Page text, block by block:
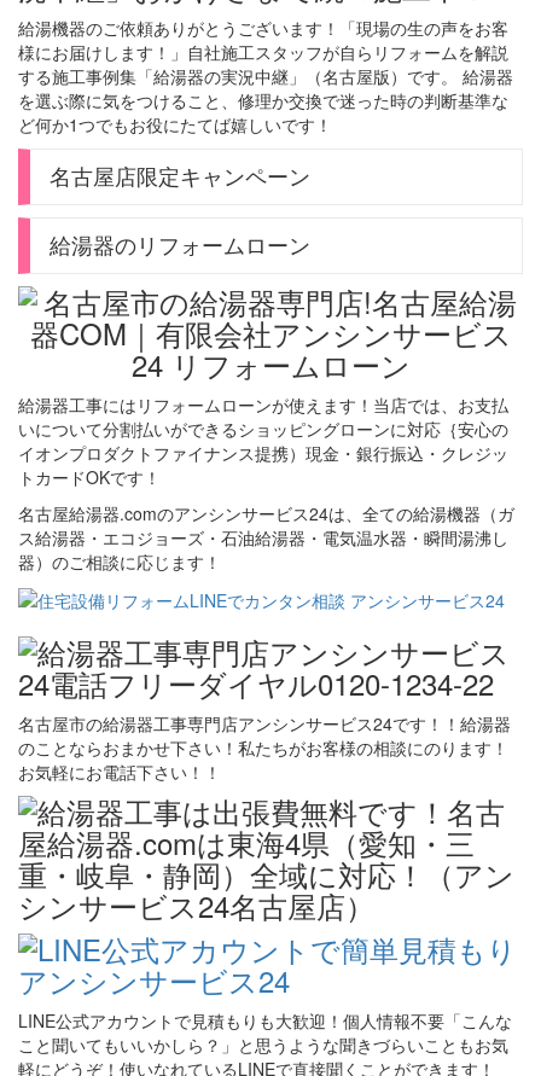
給湯機器のご依頼ありがとうございます！「現場の生の声をお客
様にお届けします！」自社施工スタッフが自らリフォームを解説
する施工事例集「給湯器の実況中継」（名古屋版）です。 給湯器
を選ぶ際に気をつけること、修理か交換で迷った時の判断基準な
ど何か1つでもお役にたてば嬉しいです！
名古屋店限定キャンペーン
給湯器のリフォームローン
給湯器工事にはリフォームローンが使えます！当店では、お支払
いについて分割払いができるショッピングローンに対応｛安心の
イオンプロダクトファイナンス提携）現金・銀行振込・クレジッ
トカードOKです！
名古屋給湯器.comのアンシンサービス24は、全ての給湯機器（ガ
ス給湯器・エコジョーズ・石油給湯器・電気温水器・瞬間湯沸し
器）のご相談に応じます！
名古屋市の給湯器工事専門店アンシンサービス24です！！給湯器
のことならおまかせ下さい！私たちがお客様の相談にのります！
お気軽にお電話下さい！！
LINE公式アカウントで見積もりも大歓迎！個人情報不要「こんな
こと聞いてもいいかしら？」と思うような聞きづらいこともお気
軽にどうぞ！使いなれているLINEで直接聞くことができます！